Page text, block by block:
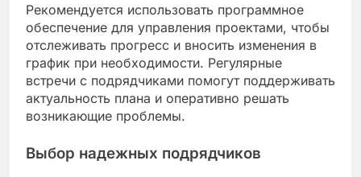
Рекомендуется использовать программное
обеспечение для управления проектами, чтобы
отслеживать прогресс и вносить изменения в
график при необходимости. Регулярные
встречи с подрядчиками помогут поддерживать
актуальность плана и оперативно решать
возникающие проблемы.
Выбор надежных подрядчиков